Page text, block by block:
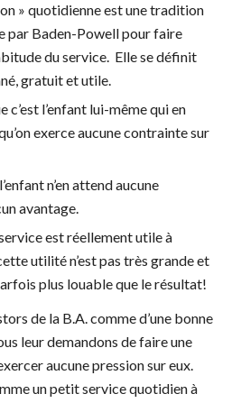
» quotidienne est une tradition
par Baden-Powell pour faire
du service. Elle se définit
gratuit et utile.
c’est l’enfant lui-même qui en
exerce aucune contrainte sur
n’en attend aucune
avantage.
est réellement utile à
utilité n’est pas très grande et
plus louable que le résultat!
de la B.A. comme d’une bonne
leur demandons de faire une
aucune pression sur eux.
un petit service quotidien à